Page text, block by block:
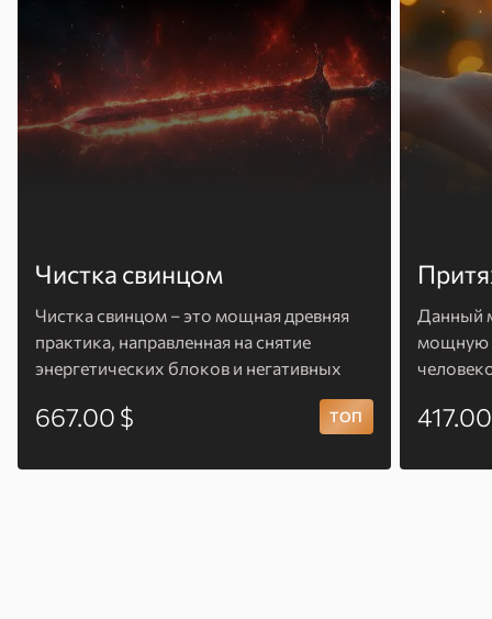
Чистка свинцом
Чистка свинцом – это мощная древняя
практика, направленная на снятие
энергетических блоков и негативных
воздействий. Этот метод помогает
очистить биополе, восстановить
повторных влияний.
667.00 $
Данный
мощную